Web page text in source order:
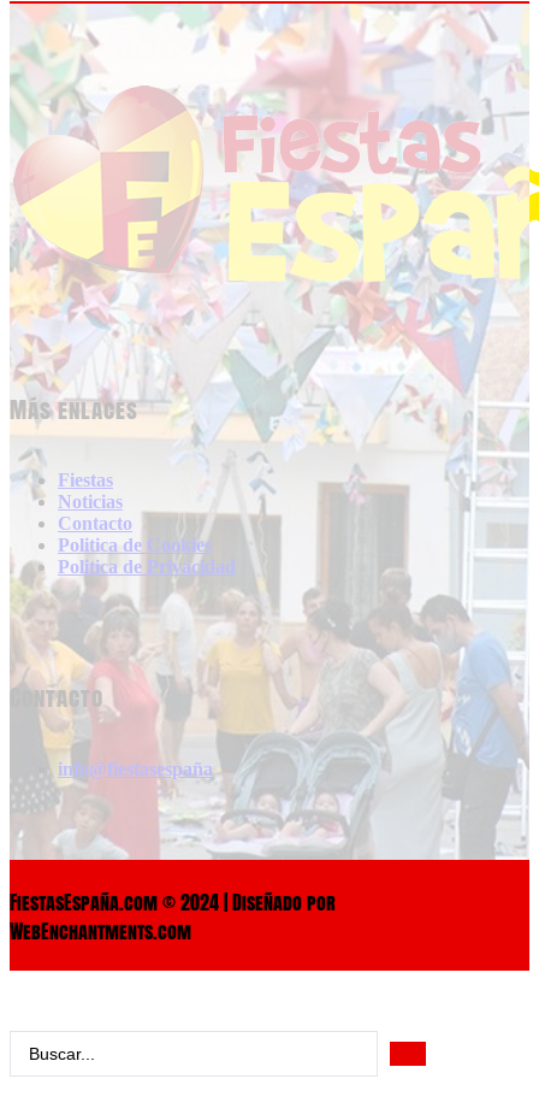
Más enlaces
Fiestas
Noticias
Contacto
Politica de Cookies
Politica de Privacidad
Contacto
info@fiestasespaña
FiestasEspaña.com © 2024 | Diseñado por
WebEnchantments.com